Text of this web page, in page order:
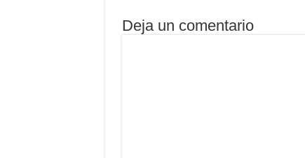
Deja un comentario